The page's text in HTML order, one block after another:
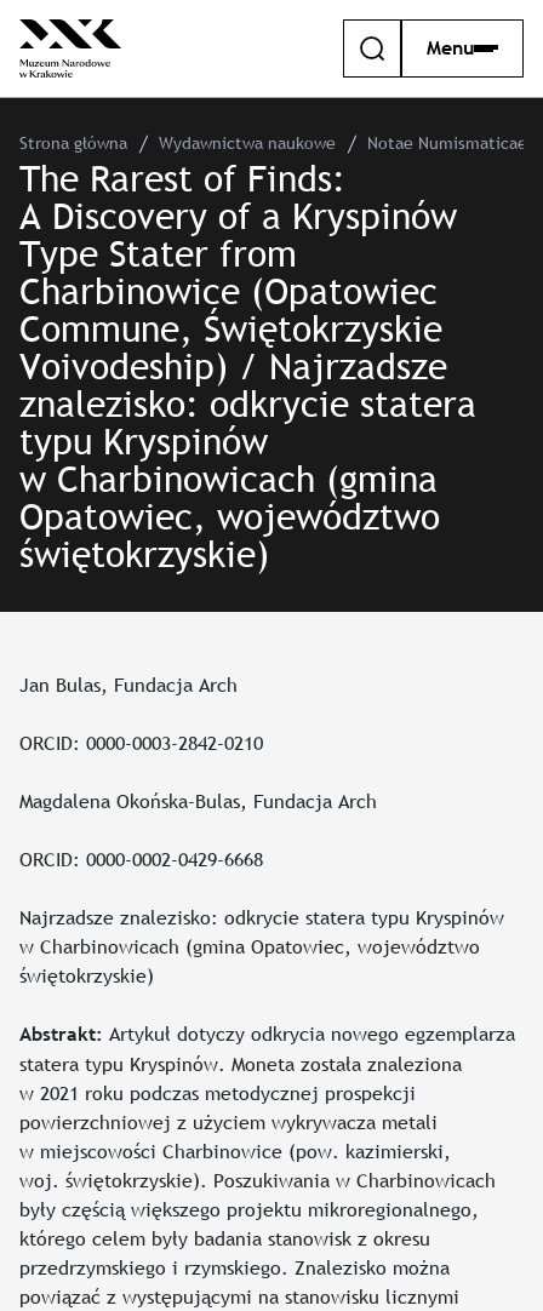
Menu
Strona główna Wydawnictwa naukowe Notae Numismaticae
The Rarest of Finds:
A Discovery of a Kryspinów
Type Stater from
Charbinowice (Opatowiec
Commune, Świętokrzyskie
Voivodeship) / Najrzadsze
znalezisko: odkrycie statera
typu Kryspinów
w Charbinowicach (gmina
Opatowiec, województwo
świętokrzyskie)
Jan Bulas, Fundacja Arch
ORCID: 0000-0003-2842-0210
Magdalena Okońska-Bulas, Fundacja Arch
ORCID: 0000-0002-0429-6668
Najrzadsze znalezisko: odkrycie statera typu Kryspinów
w Charbinowicach (gmina Opatowiec, województwo
świętokrzyskie)
Abstrakt: Artykuł dotyczy odkrycia nowego egzemplarza
statera typu Kryspinów. Moneta została znaleziona
w 2021 roku podczas metodycznej prospekcji
powierzchniowej z użyciem wykrywacza metali
w miejscowości Charbinowice (pow. kazimierski,
woj. świętokrzyskie). Poszukiwania w Charbinowicach
były częścią większego projektu mikroregionalnego,
którego celem były badania stanowisk z okresu
przedrzymskiego i rzymskiego. Znalezisko można
powiązać z występującymi na stanowisku licznymi